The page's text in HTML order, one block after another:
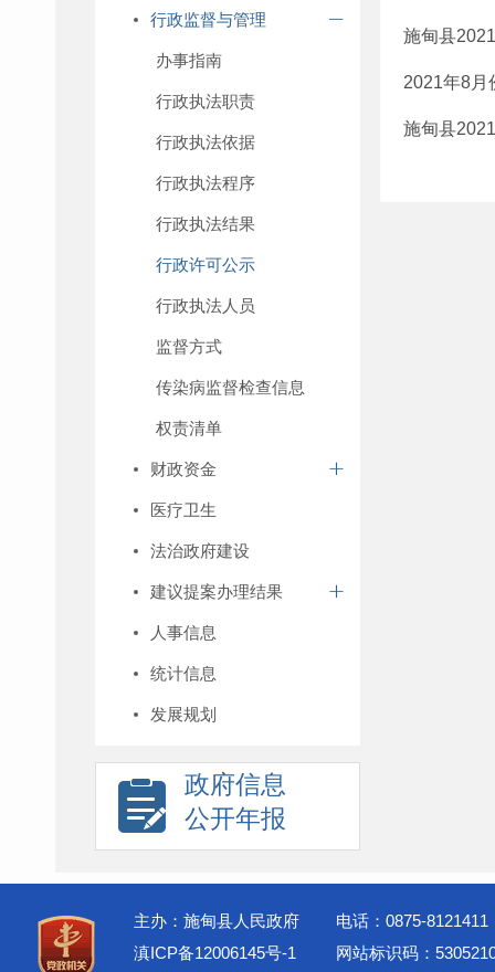
行政监督与管理
办事指南
行政执法职责
行政执法依据
行政执法程序
行政执法结果
行政许可公示
行政执法人员
监督方式
传染病监督检查信息
权责清单
财政资金
医疗卫生
法治政府建设
建议提案办理结果
人事信息
统计信息
发展规划
政府信息
公开年报
施甸县
2021年8月
施甸县
主办：施甸县人民政府
电话：0875-8121411
滇ICP备12006145号-1
网站标识码：